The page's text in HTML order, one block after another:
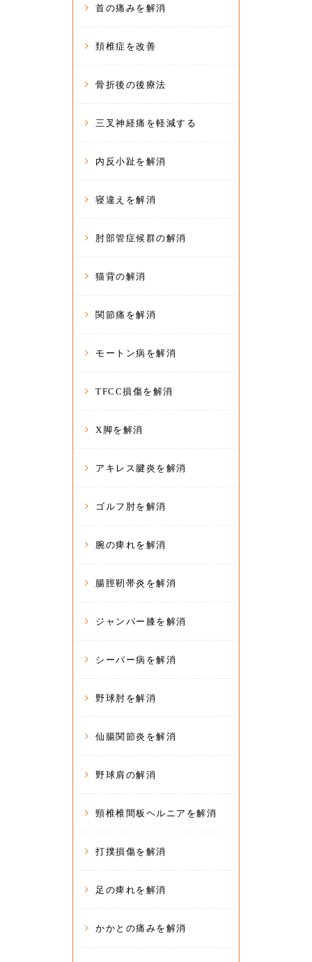
首の痛みを解消
頚椎症を改善
骨折後の後療法
三叉神経痛を軽減する
内反小趾を解消
寝違えを解消
肘部管症候群の解消
猫背の解消
関節痛を解消
モートン病を解消
TFCC損傷を解消
X脚を解消
アキレス腱炎を解消
ゴルフ肘を解消
腕の痺れを解消
腸脛靭帯炎を解消
ジャンパー膝を解消
シーバー病を解消
野球肘を解消
仙腸関節炎を解消
野球肩の解消
頸椎椎間板ヘルニアを解消
打撲損傷を解消
足の痺れを解消
かかとの痛みを解消